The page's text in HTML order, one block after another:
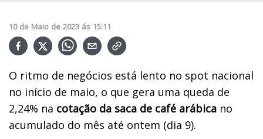
10 de Maio de 2023 ás 15:11
O ritmo de negócios está lento no spot nacional
no início de maio, o que gera uma queda de
2,24% na cotação da saca de café arábica no
acumulado do mês até ontem (dia 9).